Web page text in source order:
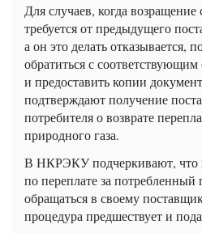
Для случаев, когда возращение
требуется от предыдущего
а он это делать отказывается,
обратиться с
и предоставить копии
подтверждают получение
потребителя о возврате
природного газа.
В НКРЭКУ подчеркивают, что
по переплате за потребленный
обращаться в своему
процедура предшествует и